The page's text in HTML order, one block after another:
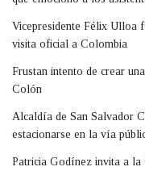
Vicepresidente Félix Ulloa
visita oficial a Colombia
Frustan intento de crear
Colón
Alcaldía de San Salvador
estacionarse en la vía
Patricia Godínez invita a la